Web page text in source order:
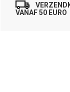
VANAF 50 EURO